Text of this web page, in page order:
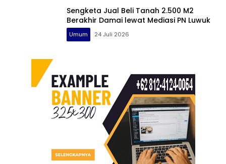
Sengketa Jual Beli Tanah 2.500 M2
Berakhir Damai lewat Mediasi PN Luwuk
Umum 24 Juli 2026